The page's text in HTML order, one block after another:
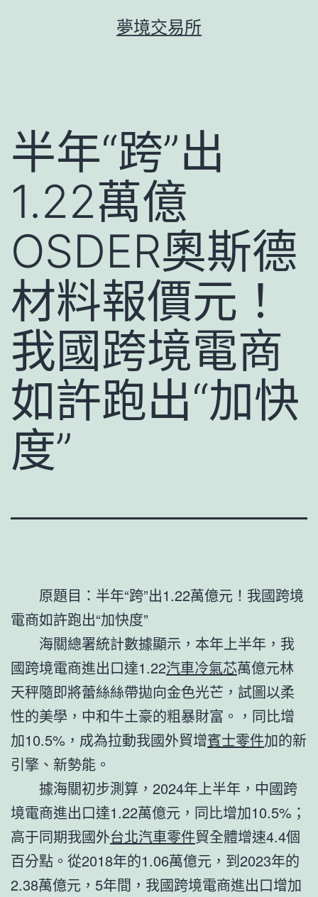
夢境交易所
半年“跨”出
1.22萬億
OSDER奧斯德
材料報價元！
我國跨境電商
如許跑出“加快
度”
原題目：半年“跨”出1.22萬億元！我國跨境
電商如許跑出“加快度”
海關總署統計數據顯示，本年上半年，我
國跨境電商進出口達1.22汽車冷氣芯萬億元林
天秤隨即將蕾絲絲帶拋向金色光芒，試圖以柔
性的美學，中和牛土豪的粗暴財富。，同比增
加10.5%，成為拉動我國外貿增賓士零件加的新
引擎、新勢能。
據海關初步測算，2024年上半年，中國跨
境電商進出口達1.22萬億元，同比增加10.5%；
高于同期我國外台北汽車零件貿全體增速4.4個
百分點。從2018年的1.06萬億元，到2023年的
2.38萬億元，5年間，我國跨境電商進出口增加